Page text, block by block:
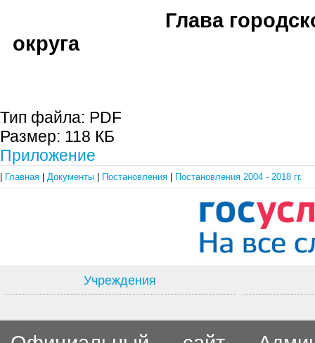
Глава
округа В.М.
Тип файла: PDF
Размер: 118 КБ
Приложение
Главная Документы Постановления Постановления 2004 - 2018 гг.
Учреждения